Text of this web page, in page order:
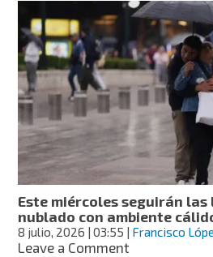
de
lluvias
en
la
mayor
parte
del
país,
con
ambiente
caluroso
en
el
norte
y
Este miércoles seguirán
nublado con ambiente
8 julio, 2026 | 03:55 | Francisco
Leave a Commenton